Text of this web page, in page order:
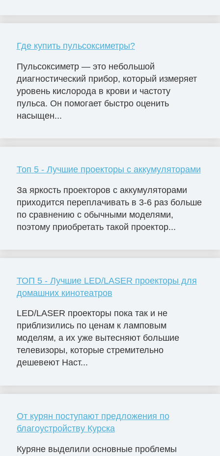
Где купить пульсоксиметры?
Пульсоксиметр — это небольшой
диагностический прибор, который измеряет
уровень кислорода в крови и частоту
пульса. Он помогает быстро оценить
насыщен...
Топ 5 - Лучшие проекторы с аккумуляторами
За яркость проекторов с аккумуляторами
приходится переплачивать в 3-6 раз больше
по сравнению с обычными моделями,
поэтому приобретать такой проектор...
ТОП 5 - Лучшие LED/LASER проекторы для
домашних кинотеатров
LED/LASER проекторы пока так и не
приблизились по ценам к ламповым
моделям, а их уже вытесняют большие
телевизоры, которые стремительно
дешевеют Наст...
От курян поступают предложения по
благоустройству Курска
Куряне выделили основные проблемы